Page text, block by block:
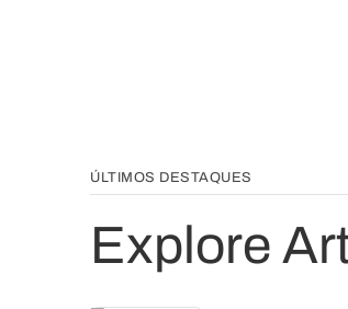
ÚLTIMOS DESTAQUES
Explore